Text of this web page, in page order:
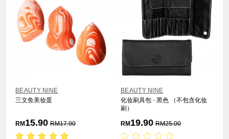
BEAUTY NINE
三文鱼美妆蛋
RM 15.90 RM17.90
BEAUTY NINE
化妆刷具包 - 黑色 （不包含化妆
刷）
RM 19.90 RM25.00